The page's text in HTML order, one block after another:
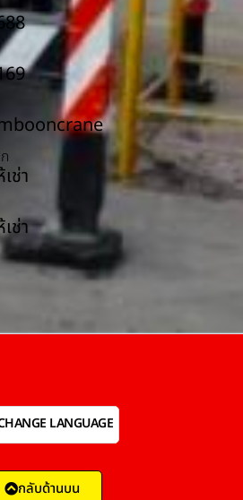
ช่า
ช่า
LANGUAGE
กลับด้านบน